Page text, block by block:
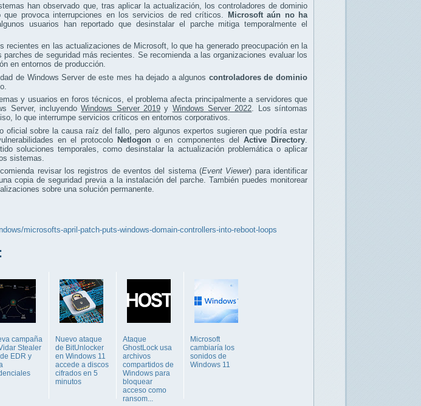
han observado que, tras aplicar la actualización, los controladores de dominio
provoca interrupciones en los servicios de red críticos.
Microsoft aún no ha
usuarios han reportado que desinstalar el parche mitiga temporalmente el
recientes en las actualizaciones de Microsoft, lo que ha generado preocupación en la
de seguridad más recientes. Se recomienda a las organizaciones evaluar los
en entornos de producción.
de Windows Server de este mes ha dejado a algunos controladores de dominio
y usuarios en foros técnicos, el problema afecta principalmente a servidores que
Server, incluyendoWindows Server 2019 y Windows Server 2022. Los síntomas
lo que interrumpe servicios críticos en entornos corporativos.
oficial sobre la causa raíz del fallo, pero algunos expertos sugieren que podría estar
en el protocolo Netlogon o en componentes del Active Directory
soluciones temporales, como desinstalar la actualización problemática o aplicar
sistemas.
revisar los registros de eventos del sistema (Event Viewer) para identificar
copia de seguridad previa a la instalación del parche. También puedes monitorear
sobre una solución permanente.
microsofts-april-patch-puts-windows-domain-controllers-into-reboot-loops
campaña
Stealer
EDR y
Nuevo ataque
de BitUnlocker
en Windows 11
accede a discos
cifrados en 5
minutos
Ataque
GhostLock usa
archivos
compartidos de
Windows para
bloquear
acceso como
ransom...
Microsoft
cambiaría los
sonidos de
Windows 11